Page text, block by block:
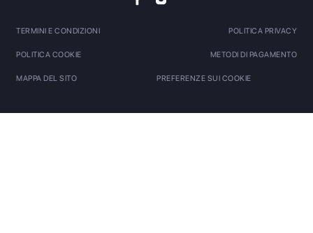
TERMINI E CONDIZIONI POLITICA PRIVACY
POLITICA COOKIE METODI DI PAGAMENTO
MAPPA DEL SITO PREFERENZE SUI COOKIE